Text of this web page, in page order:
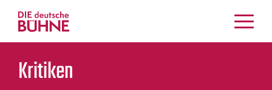
Schauspiel
Kritiken